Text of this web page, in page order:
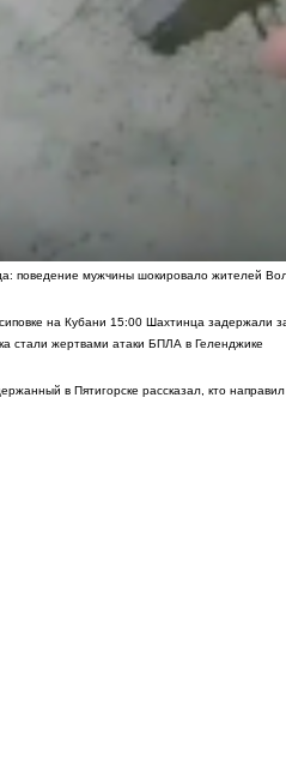
поведение мужчины шокировало жителей
на Кубани 15:00 Шахтинца задержали
стали жертвами атаки БПЛА в Геленджике
в Пятигорске рассказал, кто направил